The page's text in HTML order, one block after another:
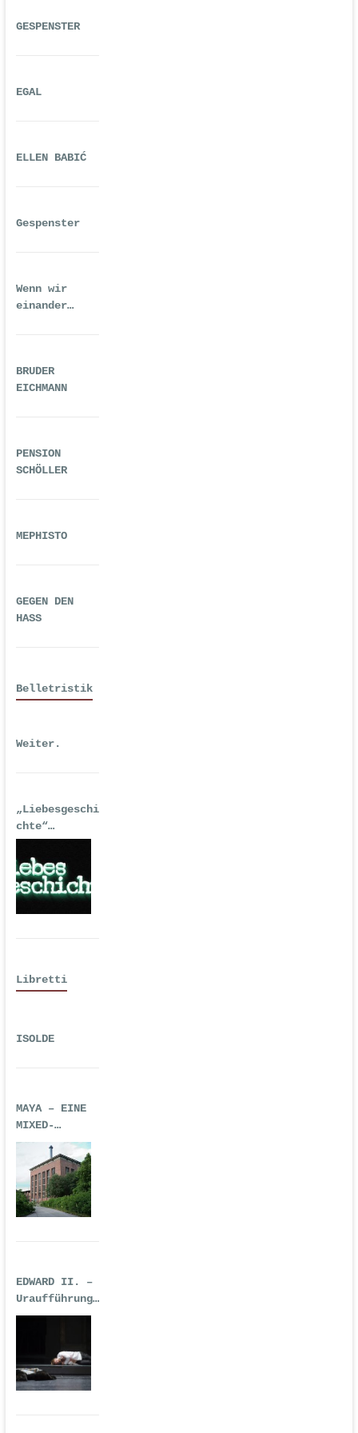
GESPENSTER
EGAL
ELLEN BABIĆ
Gespenster
Wenn wir
einander
BRUDER
EICHMANN
PENSION
SCHÖLLER
MEPHISTO
GEGEN DEN
HASS
Belletristik
Weiter.
„Liebesgeschi
chte“
| Erstausgabe
2016 als
Hörspiel
Libretti
ISOLDE
MAYA – EINE
MIXED-
REALITY-
TECHNO-OPER
EDWARD II. –
Uraufführung
| Premiere:
Deutsche Oper
Berlin